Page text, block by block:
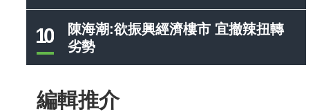
10
陳海潮:欲振興經濟樓市 宜撤辣扭轉
劣勢
編輯推介